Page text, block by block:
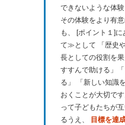
できないような体
その体験をより有
も、 [ポイント１]
て≫として 「歴史
長としての役割を
すすんで助ける」
る」 「新しい知識
おくことが大切で
って子どもたちが
るうえ、 目標を達